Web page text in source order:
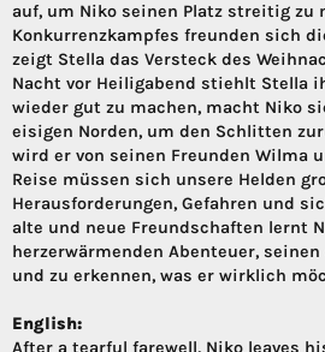
auf, um Niko seinen Platz streitig zu
Konkurrenzkampfes freunden sich
zeigt Stella das Versteck des
Nacht vor Heiligabend stiehlt Stella
wieder gut zu machen, macht Niko
eisigen Norden, um den Schlitten
wird er von seinen Freunden Wilma
Reise müssen sich unsere Helden
Herausforderungen, Gefahren und
alte und neue Freundschaften lernt
herzerwärmenden Abenteuer, seinen
und zu erkennen, was er wirklich
English: